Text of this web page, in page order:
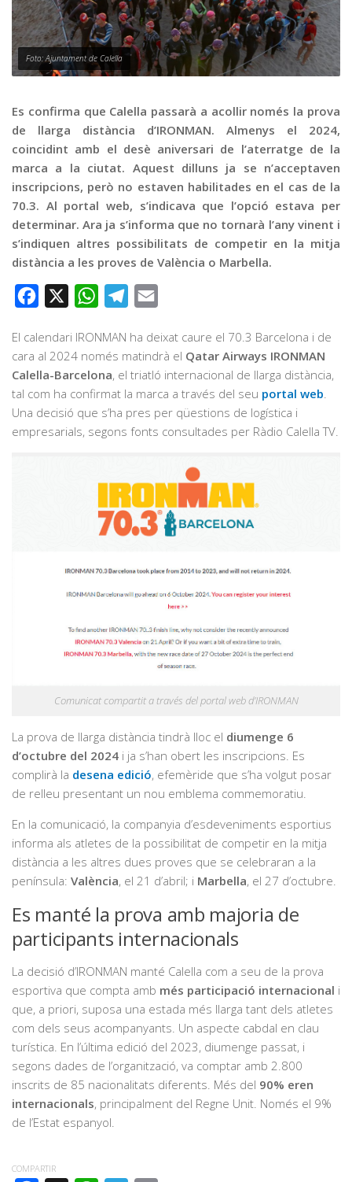
Publicitat
Contacte
Foto: Ajuntament de Calella
Es confirma que Calella passarà a acollir només la prova
de llarga distància d’IRONMAN. Almenys el 2024,
coincidint amb el desè aniversari de l’aterratge de la
marca a la ciutat. Aquest dilluns ja se n’acceptaven
inscripcions, però no estaven habilitades en el cas de la
70.3. Al portal web, s’indicava que l’opció estava per
determinar. Ara ja s’informa que no tornarà l’any vinent i
s’indiquen altres possibilitats de competir en la mitja
distància a les proves de València o Marbella.
Facebook WhatsAppTelegram
El calendari IRONMAN ha deixat caure el 70.3 Barcelona i de
cara al 2024 només matindrà el Qatar Airways IRONMAN
Calella-Barcelona, el triatló internacional de llarga distància,
tal com ha confirmat la marca a través del seu portal web.
Una decisió que s’ha pres per qüestions de logística i
empresarials, segons fonts consultades per Ràdio Calella TV.
Comunicat compartit a través del portal web d’IRONMAN
La prova de llarga distància tindrà lloc el diumenge 6
d’octubre del 2024 i ja s’han obert les inscripcions. Es
complirà la desena edició, efemèride que s’ha volgut posar
de relleu presentant un nou emblema commemoratiu.
En la comunicació, la companyia d’esdeveniments esportius
informa als atletes de la possibilitat de competir en la mitja
distància a les altres dues proves que se celebraran a la
península: València, el 21 d’abril; i Marbella, el 27 d’octubre.
Es manté la prova amb majoria de
participants internacionals
La decisió d’IRONMAN manté Calella com a seu de la prova
esportiva que compta amb més participació internacional i
que, a priori, suposa una estada més llarga tant dels atletes
com dels seus acompanyants. Un aspecte cabdal en clau
turística. En l’última edició del 2023, diumenge passat, i
segons dades de l’organització, va comptar amb 2.800
inscrits de 85 nacionalitats diferents. Més del 90% eren
internacionals, principalment del Regne Unit. Només el 9%
de l’Estat espanyol.
COMPARTIR